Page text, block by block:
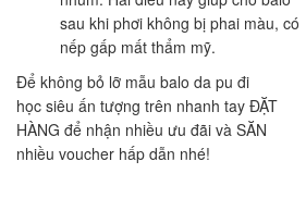
sau khi phơi không bị phai màu, có
nếp gấp mất thẩm mỹ.
Để không bỏ lỡ mẫu balo da pu đi
học siêu ấn tượng trên nhanh tay ĐẶT
HÀNG để nhận nhiều ưu đãi và SĂN
nhiều voucher hấp dẫn nhé!